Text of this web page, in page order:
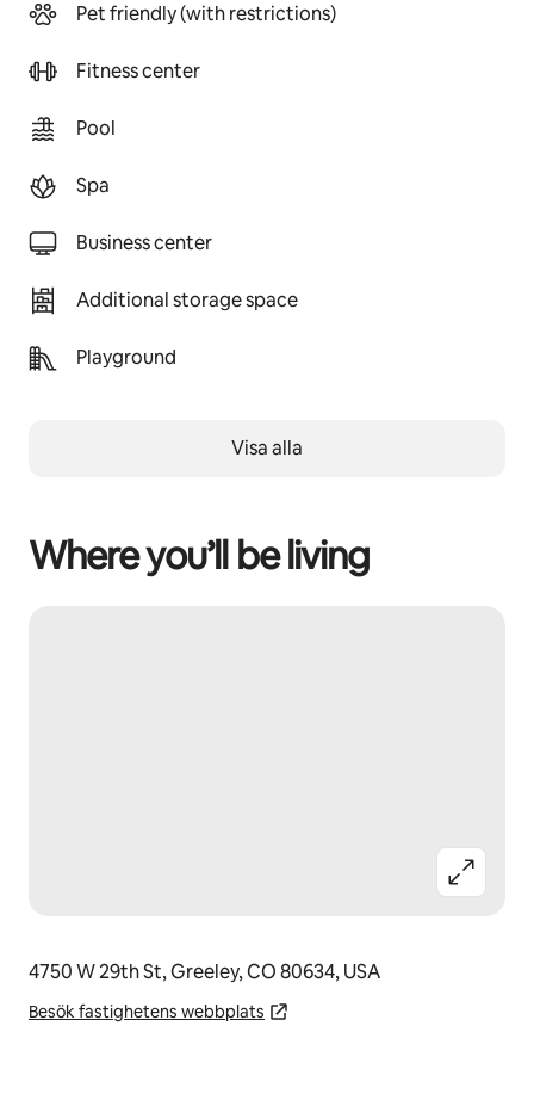
Pet friendly (with restrictions)
Fitness center
Pool
Spa
Business center
Additional storage space
Playground
Visa alla
Where you’ll be living
4750 W 29th St, Greeley, CO 80634, USA
Besök fastighetens webbplats